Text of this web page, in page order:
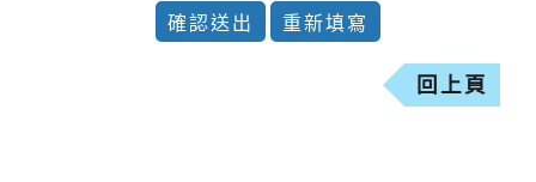
碼
回上頁